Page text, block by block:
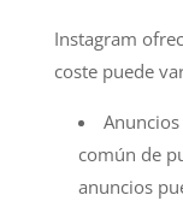
Instagram
coste puede
común de
anuncios